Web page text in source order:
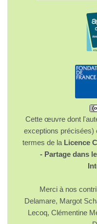
Cette œuvre dont
exceptions précisées)
termes de la Licence
- Partage dans
Merci à nos
Delamare, Margot
Lecoq, Clémentine